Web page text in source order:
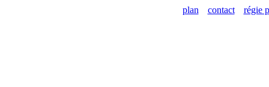
plan contact régie